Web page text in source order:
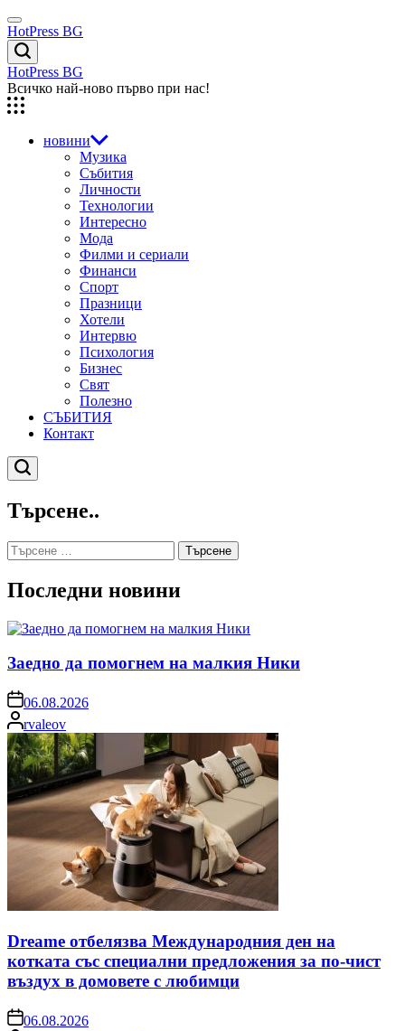
Skip
to
content
Menu
HotPress BG
Търсене
HotPress BG
Всичко най-ново първо при нас!
новини
Музика
Събития
Личности
Технологии
Интересно
Мода
Филми и сериали
Финанси
Спорт
Празници
Хотели
Интервю
Психология
Бизнес
Свят
Полезно
СЪБИТИЯ
Контакт
Търсене
Търсене..
Търсене
за:
Последни новини
Заедно да помогнем на малкия Ники
on06.08.2026
Posted
by
rvaleov
Dreame отбелязва Международния ден на
котката със специални предложения за по-чист
въздух в домовете с любимци
on06.08.2026